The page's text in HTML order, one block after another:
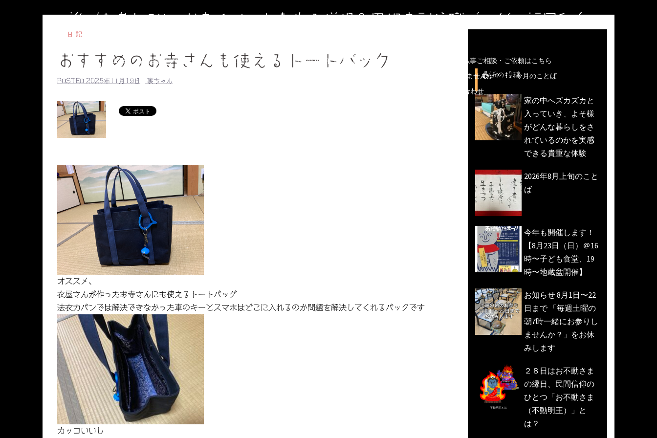
誰でも参加OKのお寺イベントを作る僧侶＆円相寺副住職ブログ＠福岡和白
HOME 副住職のブログ 円相寺第２納骨堂加入者募集中（令和8年９月１日オープン）
法事、葬儀などの仏事ご相談・ご依頼はこちら
【毎週土曜】朝7時一緒にお祈り(木魚活動)しませんか？
今月のことば
副住職 裏辻正之への問い合わせ
日記
おすすめのお寺さんも使えるトートバック
POSTED 2025年11月19日 裏ちゃん
オススメ、
衣屋さんが作ったお寺さんにも使えるトートバッグ
法衣カバンでは解決できなかった車のキーとスマホはどこに入れるのか問題を解決してくれるバックです
カッコいいし
最近の投稿
家の中へズカズカと
入っていき、よそ様
がどんな暮らしをさ
れているのかを実感
できる貴重な体験
2026年8月上旬のこと
ば
今年も開催します！
【8月23日（日）＠16
時〜子ども食堂、19
時〜地蔵盆開催】
お知らせ 8月1日〜22
日まで 「毎週土曜の
朝7時一緒にお参りし
ませんか？」をお休
みします
２８日はお不動さま
の縁日、民間信仰の
ひとつ「お不動さま
（不動明王）」と
は？